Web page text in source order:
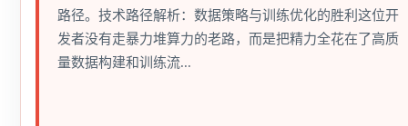
路径。技术路径解析：数据策略与训练优化的胜利这位开
发者没有走暴力堆算力的老路，而是把精力全花在了高质
量数据构建和训练流...